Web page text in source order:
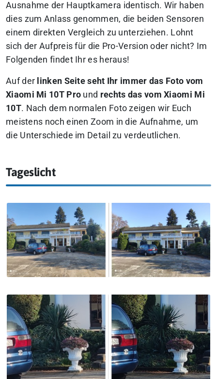
Ausnahme der Hauptkamera identisch. Wir haben
dies zum Anlass genommen, die beiden Sensoren
einem direkten Vergleich zu unterziehen. Lohnt
sich der Aufpreis für die Pro-Version oder nicht? Im
Folgenden findet Ihr es heraus!
Auf der linken Seite seht Ihr immer das Foto vom
Xiaomi Mi 10T Pro und rechts das vom Xiaomi Mi
10T. Nach dem normalen Foto zeigen wir Euch
meistens noch einen Zoom in die Aufnahme, um
die Unterschiede im Detail zu verdeutlichen.
Tageslicht